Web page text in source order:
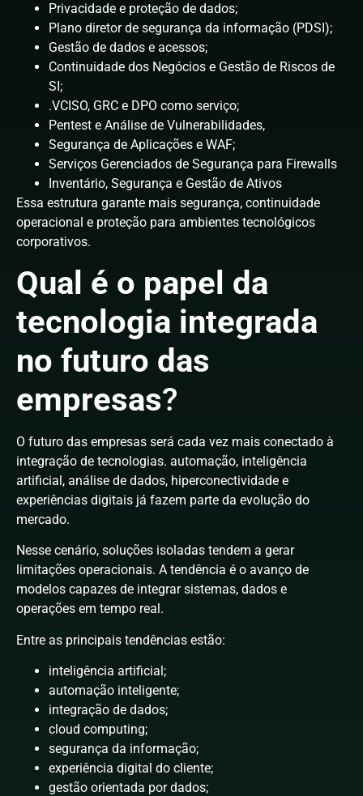
Privacidade e proteção de dados;
Plano diretor de segurança da informação (PDSI);
Gestão de dados e acessos;
Continuidade dos Negócios e Gestão de Riscos de
SI;
.VCISO, GRC e DPO como serviço;
Pentest e Análise de Vulnerabilidades,
Segurança de Aplicações e WAF;
Serviços Gerenciados de Segurança para Firewalls
Inventário, Segurança e Gestão de Ativos
Essa estrutura garante mais segurança, continuidade
operacional e proteção para ambientes tecnológicos
corporativos.
Qual é o papel da
tecnologia integrada
no futuro das
empresas?
O futuro das empresas será cada vez mais conectado à
integração de tecnologias. automação, inteligência
artificial, análise de dados, hiperconectividade e
experiências digitais já fazem parte da evolução do
mercado.
Nesse cenário, soluções isoladas tendem a gerar
limitações operacionais. A tendência é o avanço de
modelos capazes de integrar sistemas, dados e
operações em tempo real.
Entre as principais tendências estão:
inteligência artificial;
automação inteligente;
integração de dados;
cloud computing;
segurança da informação;
experiência digital do cliente;
gestão orientada por dados;